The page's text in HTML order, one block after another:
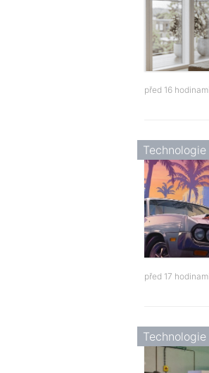
před 16
Technologie
před 17
Technologie